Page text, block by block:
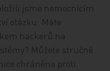
jsme nemocnicím
otázku: Máte
hackerů na
Můžete stručně
chráněna proti